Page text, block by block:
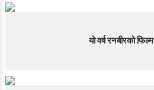
यो वर्ष रनबीरको